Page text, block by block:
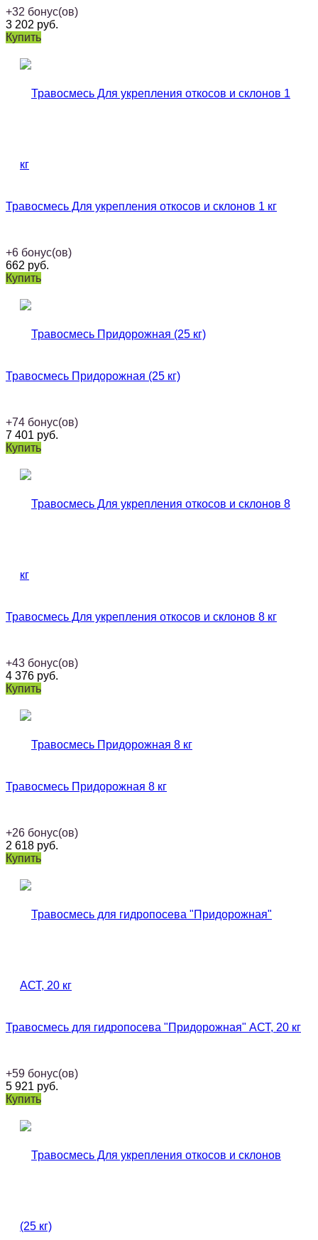
+32 бонус(ов)
3 202 руб.
Купить
Травосмесь Для укрепления откосов и склонов 1 кг
+6 бонус(ов)
662 руб.
Купить
Травосмесь Придорожная (25 кг)
+74 бонус(ов)
7 401 руб.
Купить
Травосмесь Для укрепления откосов и склонов 8 кг
+43 бонус(ов)
4 376 руб.
Купить
Травосмесь Придорожная 8 кг
+26 бонус(ов)
2 618 руб.
Купить
Травосмесь для гидропосева "Придорожная" АСТ, 20 кг
+59 бонус(ов)
5 921 руб.
Купить